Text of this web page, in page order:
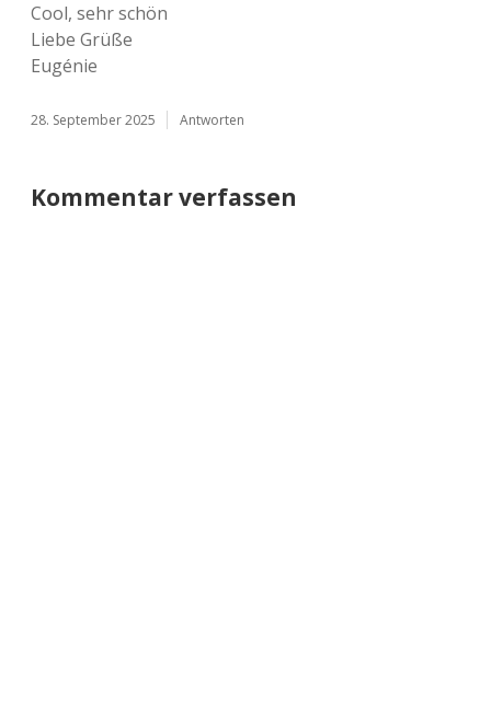
Cool, sehr schön
Liebe Grüße
Eugénie
28. September 2025 Antworten
Kommentar verfassen